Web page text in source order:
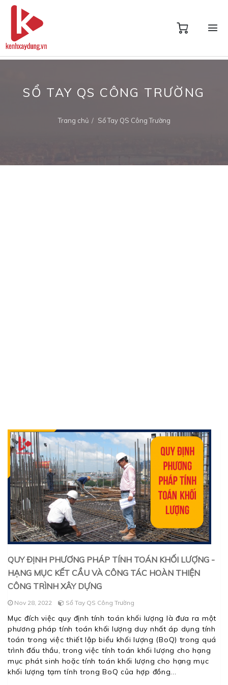
SỔ TAY QS CÔNG TRƯỜNG
Trang chủ Sổ Tay QS Công Trường
QUY ĐỊNH PHƯƠNG PHÁP TÍNH TOÁN KHỐI LƯỢNG -
HẠNG MỤC KẾT CẦU VÀ CÔNG TÁC HOÀN THIỆN
CÔNG TRÌNH XÂY DỰNG
Nov 28, 2022 Sổ Tay QS Công Trường
Mục đích việc quy định tính toán khối lượng là đưa ra một
phương pháp tính toán khối lượng duy nhất áp dụng tính
toán trong việc thiết lập biểu khối lượng (BoQ) trong quá
trình đấu thầu, trong việc tính toán khối lượng cho hạng
mục phát sinh hoặc tính toán khối lượng cho hạng mục
khối lượng tạm tính trong BoQ của hợp đồng